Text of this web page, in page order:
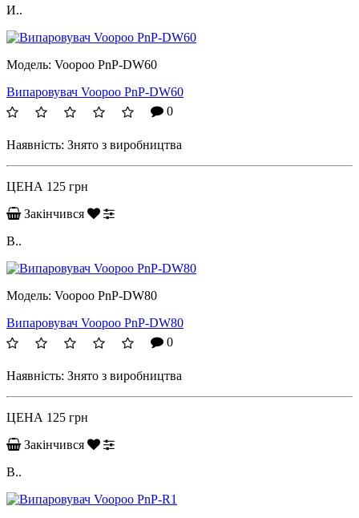
И..
Модель: Voopoo PnP-DW60
Випаровувач Voopoo PnP-DW60
0
Наявність: Знято з виробництва
ЦЕНА 125 грн
Закінчився
В..
Модель: Voopoo PnP-DW80
Випаровувач Voopoo PnP-DW80
0
Наявність: Знято з виробництва
ЦЕНА 125 грн
Закінчився
В..